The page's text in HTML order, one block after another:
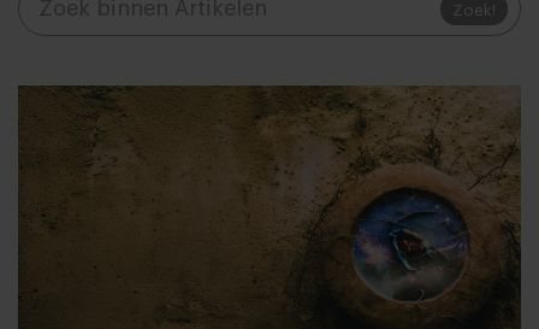
Zoek!